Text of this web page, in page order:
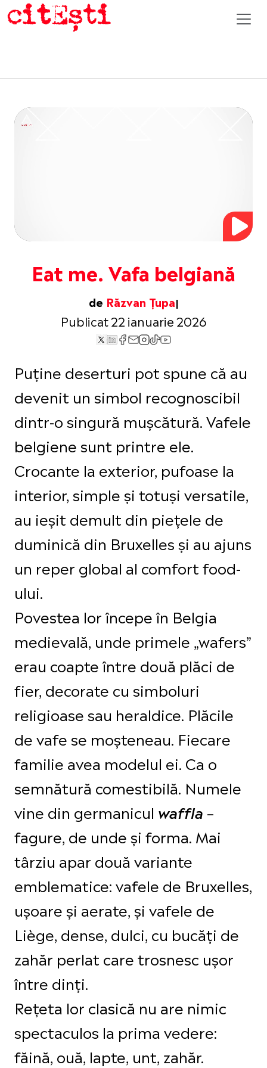
Eat me. Vafa belgiană
de Răzvan Țupa
Publicat 22 ianuarie 2026
Puține deserturi pot spune că au
devenit un simbol recognoscibil
dintr-o singură mușcătură. Vafele
belgiene sunt printre ele.
Crocante la exterior, pufoase la
interior, simple și totuși versatile,
au ieșit demult din piețele de
duminică din Bruxelles și au ajuns
un reper global al comfort food-
ului.
Povestea lor începe în Belgia
medievală, unde primele „wafers”
erau coapte între două plăci de
fier, decorate cu simboluri
religioase sau heraldice. Plăcile
de vafe se moșteneau. Fiecare
familie avea modelul ei. Ca o
semnătură comestibilă. Numele
vine din germanicul waffla –
fagure, de unde și forma. Mai
târziu apar două variante
emblematice: vafele de Bruxelles,
ușoare și aerate, și vafele de
Liège, dense, dulci, cu bucăți de
zahăr perlat care trosnesc ușor
între dinți.
Rețeta lor clasică nu are nimic
spectaculos la prima vedere:
făină, ouă, lapte, unt, zahăr.